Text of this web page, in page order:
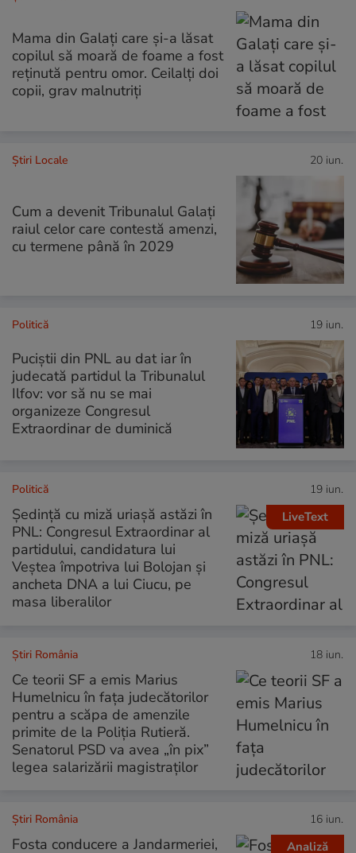
Mama din Galați care și-a lăsat
copilul să moară de foame a fost
reținută pentru omor. Ceilalți doi
copii, grav malnutriți
Știri Locale 20 iun.
Cum a devenit Tribunalul Galați
raiul celor care contestă amenzi,
cu termene până în 2029
Politică 19 iun.
Puciștii din PNL au dat iar în
judecată partidul la Tribunalul
Ilfov: vor să nu se mai
organizeze Congresul
Extraordinar de duminică
LiveText
Politică 19 iun.
Ședință cu miză uriașă astăzi în
PNL: Congresul Extraordinar al
partidului, candidatura lui
Veștea împotriva lui Bolojan și
ancheta DNA a lui Ciucu, pe
masa liberalilor
Știri România 18 iun.
Ce teorii SF a emis Marius
Humelnicu în fața judecătorilor
pentru a scăpa de amenzile
primite de la Poliția Rutieră.
Senatorul PSD va avea „în pix”
legea salarizării magistraților
Analiză
Știri România 16 iun.
Fosta conducere a Jandarmeriei,